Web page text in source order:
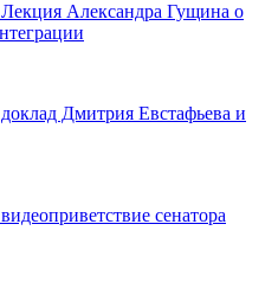
Александра Гущина о
Дмитрия Евстафьева и
сенатора